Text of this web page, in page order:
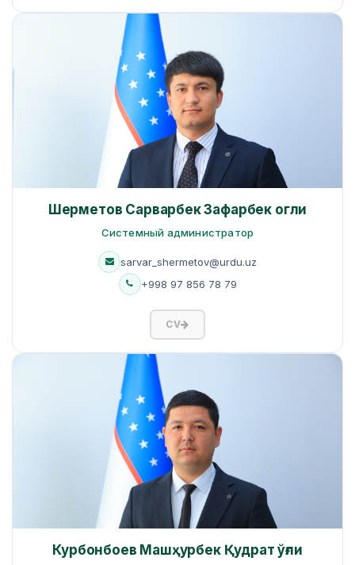
Шерметов Сарварбек Зафарбек огли
Системный администратор
sarvar_shermetov@urdu.uz
+998 97 856 78 79
CV
Курбонбоев Машҳурбек Қудрат ўғли